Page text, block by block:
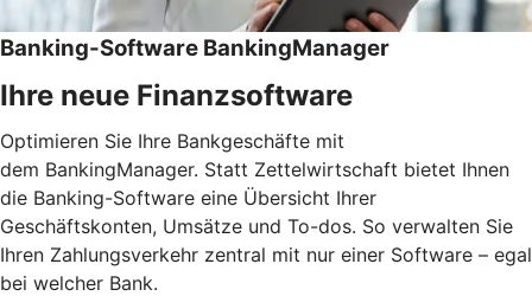
Banking-Software BankingManager
Ihre neue Finanzsoftware
Optimieren Sie Ihre Bankgeschäfte mit
dem BankingManager. Statt Zettelwirtschaft bietet Ihnen
die Banking-Software eine Übersicht Ihrer
Geschäftskonten, Umsätze und To-dos. So verwalten Sie
Ihren Zahlungsverkehr zentral mit nur einer Software – egal
bei welcher Bank.